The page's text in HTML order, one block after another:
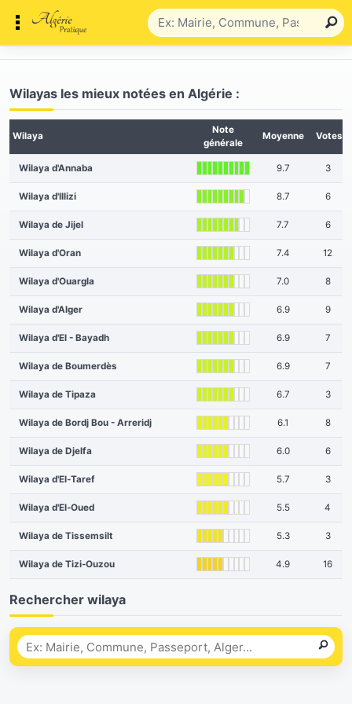
Wilayas les mieux notées en Algérie :
Wilaya
Note
générale
Moyenne Votes
Wilaya d'Annaba 9.7 3
Wilaya d'Illizi 8.7 6
Wilaya de Jijel 7.7 6
Wilaya d'Oran 7.4 12
Wilaya d'Ouargla 7.0 8
Wilaya d'Alger 6.9 9
Wilaya d'El - Bayadh 6.9 7
Wilaya de Boumerdès 6.9 7
Wilaya de Tipaza 6.7 3
Wilaya de Bordj Bou - Arreridj 6.1 8
Wilaya de Djelfa 6.0 6
Wilaya d'El-Taref 5.7 3
Wilaya d'El-Oued 5.5 4
Wilaya de Tissemsilt 5.3 3
Wilaya de Tizi-Ouzou 4.9 16
Rechercher wilaya